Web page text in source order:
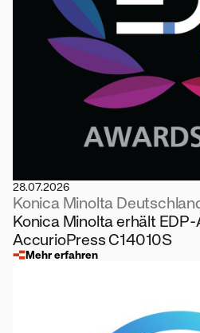
28.07.2026
Konica Minolta
Konica Minolta erhält
AccurioPress C14010S
Mehr erfahren